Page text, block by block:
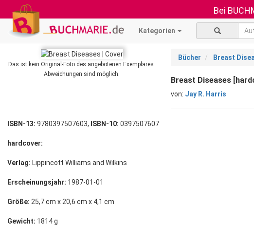
Bei
Kategorien
Das ist kein Original-Foto des angebotenen Exemplares.
Abweichungen sind möglich.
Bücher Breast
Breast Diseases
von: Jay R. Harris
ISBN-13: 9780397507603, ISBN-10: 0397507607
hardcover:
Verlag: Lippincott Williams and Wilkins
Erscheinungsjahr: 1987-01-01
Größe: 25,7 cm x 20,6 cm x 4,1 cm
Gewicht: 1814 g